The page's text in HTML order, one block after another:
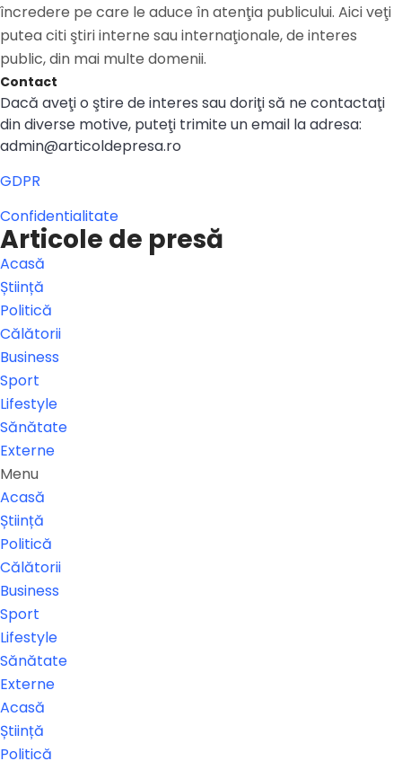
încredere pe care le aduce în atenţia publicului. Aici veţi
putea citi ştiri interne sau internaţionale, de interes
public, din mai multe domenii.
Contact
Dacă aveţi o ştire de interes sau doriţi să ne contactaţi
din diverse motive, puteţi trimite un email la adresa:
admin@articoldepresa.ro
GDPR
Confidentialitate
Articole de presă
Acasă
Știință
Politică
Călătorii
Business
Sport
Lifestyle
Sănătate
Externe
Menu
Acasă
Știință
Politică
Călătorii
Business
Sport
Lifestyle
Sănătate
Externe
Acasă
Știință
Politică